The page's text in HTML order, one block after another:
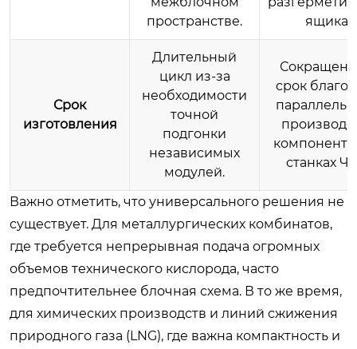
пространстве.
ящика.
Срок
изготовления
Длительный
цикл из-за
необходимости
точной
подгонки
независимых
модулей.
срок
станках
Важно отметить, что универсального решения не
существует. Для металлургических комбинатов,
где требуется непрерывная подача огромных
объемов технического кислорода, часто
предпочтительнее блочная схема. В то же время,
для химических производств и линий сжижения
природного газа (LNG), где важна компактность и